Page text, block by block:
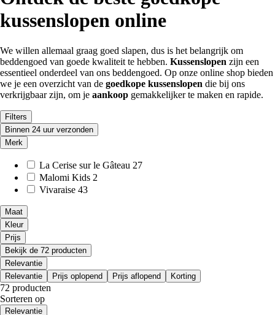
kussenslopen online
We willen allemaal graag goed slapen, dus is het belangrijk om
beddengoed van goede kwaliteit te hebben. Kussenslopen zijn een
essentieel onderdeel van ons beddengoed. Op onze online shop bieden
we je een overzicht van de goedkope kussenslopen die bij ons
verkrijgbaar zijn, om je aankoop gemakkelijker te maken en rapide.
Filters
Binnen 24 uur verzonden
Merk
La Cerise sur le Gâteau 27
Malomi Kids 2
Vivaraise 43
Maat
Kleur
Prijs
Bekijk de 72 producten
Relevantie
Relevantie
Prijs oplopend Prijs aflopend Korting
72 producten
Sorteren op
Relevantie